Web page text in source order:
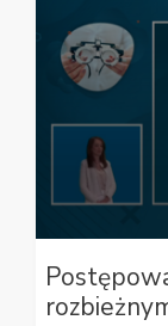
seconds
of
59